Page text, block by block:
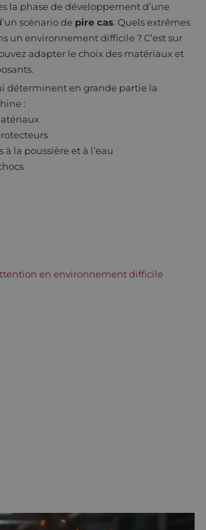
la phase de développement d’une
scénario de pire cas. Quels extrêmes
un environnement difficile ? C’est sur
adapter le choix des matériaux et
déterminent en grande partie la
:
à la poussière et à l’eau
en environnement difficile